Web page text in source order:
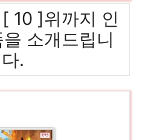
10 ]위까지 인
소개드립니
다.